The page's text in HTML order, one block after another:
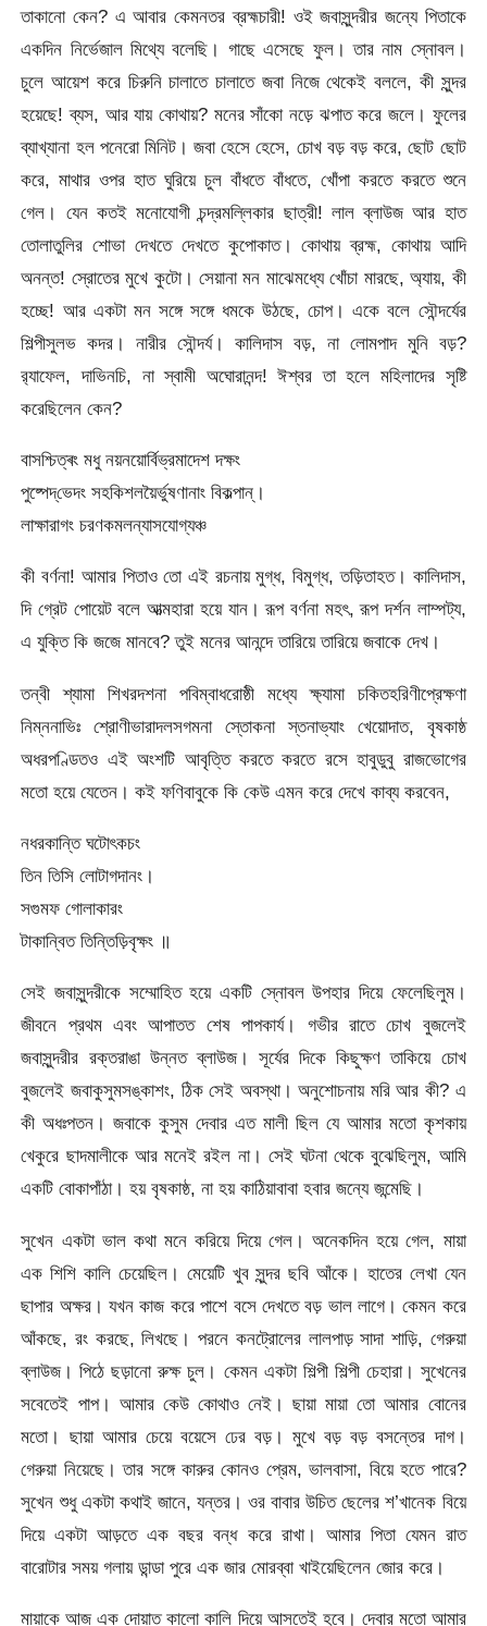
তাকানো কেন? এ আবার কেমনতর ব্রহ্মচারী! ওই জবাসুন্দরীর জন্যে পিতাকে
একদিন নির্ভেজাল মিথ্যে বলেছি। গাছে এসেছে ফুল। তার নাম স্নোবল।
চুলে আয়েশ করে চিরুনি চালাতে চালাতে জবা নিজে থেকেই বললে, কী সুন্দর
হয়েছে! ব্যস, আর যায় কোথায়? মনের সাঁকো নড়ে ঝপাত করে জলে। ফুলের
ব্যাখ্যানা হল পনেরো মিনিট। জবা হেসে হেসে, চোখ বড় বড় করে, ছোট ছোট
করে, মাথার ওপর হাত ঘুরিয়ে চুল বাঁধতে বাঁধতে, খোঁপা করতে করতে শুনে
গেল। যেন কতই মনোযোগী চন্দ্রমল্লিকার ছাত্রী! লাল ব্লাউজ আর হাত
তোলাতুলির শোভা দেখতে দেখতে কুপোকাত। কোথায় ব্রহ্ম, কোথায় আদি
অনন্ত! স্রোতের মুখে কুটো। সেয়ানা মন মাঝেমধ্যে খোঁচা মারছে, অ্যায়, কী
হচ্ছে! আর একটা মন সঙ্গে সঙ্গে ধমকে উঠছে, চোপ। একে বলে সৌন্দর্যের
শিল্পীসুলভ কদর। নারীর সৌন্দর্য। কালিদাস বড়, না লোমপাদ মুনি বড়?
র‍্যাফেল, দাভিনচি, না স্বামী অঘোরানন্দ! ঈশ্বর তা হলে মহিলাদের সৃষ্টি
করেছিলেন কেন?
বাসশ্চিত্ৰং মধু নয়নয়োর্বিভ্রমাদেশ দক্ষং
পুষ্পেদ্‌ভেদং সহকিশলয়ৈর্ভুষণানাং বিকল্পান্‌।
লাক্ষারাগং চরণকমলন্যাসযোগ্যঞ্চ
কী বর্ণনা! আমার পিতাও তো এই রচনায় মুগ্ধ, বিমুগ্ধ, তড়িতাহত। কালিদাস,
দি গ্রেট পোয়েট বলে আত্মহারা হয়ে যান। রূপ বর্ণনা মহৎ, রূপ দর্শন লাম্পট্য,
এ যুক্তি কি জজে মানবে? তুই মনের আনন্দে তারিয়ে তারিয়ে জবাকে দেখ।
তন্বী শ্যামা শিখরদশনা পবিম্বাধরোষ্ঠী মধ্যে ক্ষ্যামা চকিতহরিণীপ্রেক্ষণা
নিম্ননাভিঃ শ্রোণীভারাদলসগমনা স্তোকনা স্তনাভ্যাং খেয়োদাত, বৃষকাষ্ঠ
অধরপণ্ডিতও এই অংশটি আবৃত্তি করতে করতে রসে হাবুডুবু রাজভোগের
মতো হয়ে যেতেন। কই ফণিবাবুকে কি কেউ এমন করে দেখে কাব্য করবেন,
নধরকান্তি ঘটোৎকচং
তিন তিসি লোটাগদানং।
সগুমফ গোলাকারং
টাকান্বিত তিন্তিড়িবৃক্ষং ॥
সেই জবাসুন্দরীকে সম্মোহিত হয়ে একটি স্নোবল উপহার দিয়ে ফেলেছিলুম।
জীবনে প্রথম এবং আপাতত শেষ পাপকার্য। গভীর রাতে চোখ বুজলেই
জবাসুন্দরীর রক্তরাঙা উন্নত ব্লাউজ। সূর্যের দিকে কিছুক্ষণ তাকিয়ে চোখ
বুজলেই জবাকুসুমসঙ্কাশং, ঠিক সেই অবস্থা। অনুশোচনায় মরি আর কী? এ
কী অধঃপতন। জবাকে কুসুম দেবার এত মালী ছিল যে আমার মতো কৃশকায়
খেকুরে ছাদমালীকে আর মনেই রইল না। সেই ঘটনা থেকে বুঝেছিলুম, আমি
একটি বোকাপাঁঠা। হয় বৃষকাষ্ঠ, না হয় কাঠিয়াবাবা হবার জন্যে জন্মেছি।
সুখেন একটা ভাল কথা মনে করিয়ে দিয়ে গেল। অনেকদিন হয়ে গেল, মায়া
এক শিশি কালি চেয়েছিল। মেয়েটি খুব সুন্দর ছবি আঁকে। হাতের লেখা যেন
ছাপার অক্ষর। যখন কাজ করে পাশে বসে দেখতে বড় ভাল লাগে। কেমন করে
আঁকছে, রং করছে, লিখছে। পরনে কনট্রোলের লালপাড় সাদা শাড়ি, গেরুয়া
ব্লাউজ। পিঠে ছড়ানো রুক্ষ চুল। কেমন একটা শিল্পী শিল্পী চেহারা। সুখেনের
সবেতেই পাপ। আমার কেউ কোথাও নেই। ছায়া মায়া তো আমার বোনের
মতো। ছায়া আমার চেয়ে বয়েসে ঢের বড়। মুখে বড় বড় বসন্তের দাগ।
গেরুয়া নিয়েছে। তার সঙ্গে কারুর কোনও প্রেম, ভালবাসা, বিয়ে হতে পারে?
সুখেন শুধু একটা কথাই জানে, যন্তর। ওর বাবার উচিত ছেলের শ’খানেক বিয়ে
দিয়ে একটা আড়তে এক বছর বন্ধ করে রাখা। আমার পিতা যেমন রাত
বারোটার সময় গলায় ডান্ডা পুরে এক জার মোরব্বা খাইয়েছিলেন জোর করে।
মায়াকে আজ এক দোয়াত কালো কালি দিয়ে আসতেই হবে। দেবার মতো আমার